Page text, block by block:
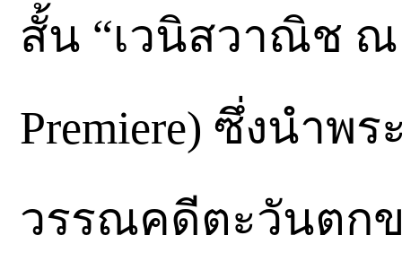
สั้น “เวนิสวาณิช ณ
Premiere) ซึ่งนำ
วรรณคดีตะวันตก